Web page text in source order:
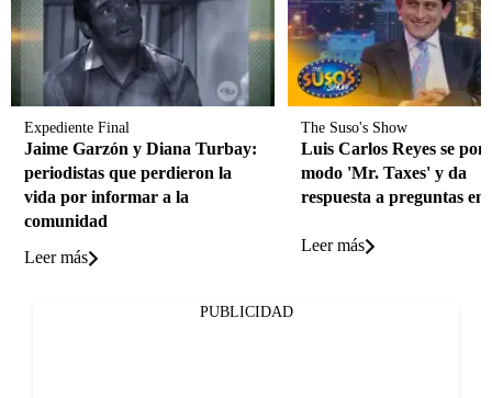
Expediente Final
Jaime Garzón y Diana Turbay:
periodistas que perdieron la
vida por informar a la
comunidad
Leer más
The Suso's Show
Luis Carlos Reyes se
modo 'Mr. Taxes' y da
respuesta a preguntas en
Leer más
PUBLICIDAD